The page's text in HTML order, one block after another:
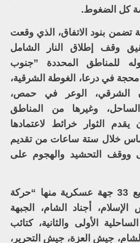
كل الضغوط.
تضمن بنود الاتفاق، الذي وقعت
وقف إطلاق النار الشامل
للمناطق المحددة ”جنوب
في درعا، الغوطة الشرقية،
الشرقي، الوعر في حمص،
الساحل، وغيرها من المناطق
الثوار خرائط لاعتمادها
خلال ستة ساعات من تقديم
ووقف التحشيد والهجوم على
وحملت الوثيقة توقيع 33 جهة عسكرية منها “حركة
أجناد الشام، الجبهة
الأولى والثانية، كتائب
الشام، جيش العزة، جيش التحرير،